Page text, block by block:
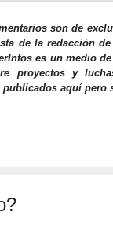
son de
de la redacción
es un medio
proyectos y
aquí pero